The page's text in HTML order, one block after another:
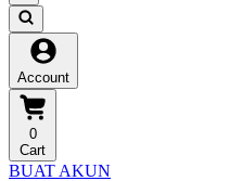
Account
0
Cart
BUAT AKUN